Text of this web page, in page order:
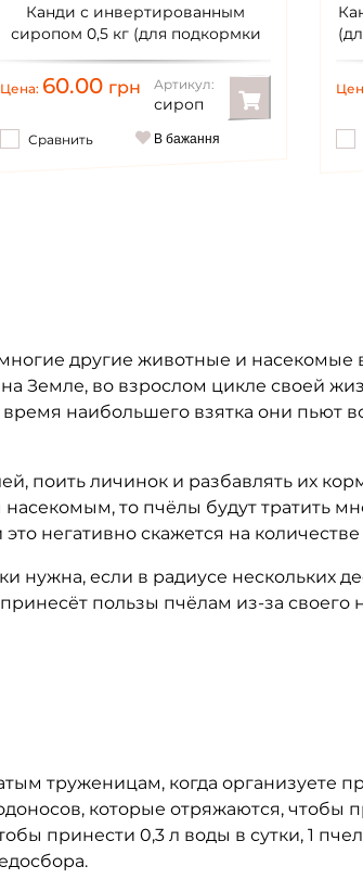
Канди с инвертированным
сиропом 0,5 кг (для подкормки
пчел)
Цена: 60.00 грн Артикул:
сироп
Сравнить В бажання
другие животные и насекомые
Земле, во взрослом цикле своей
наибольшего взятка они пьют
поить личинок и разбавлять их
то пчёлы будут тратить
негативно скажется на
если в радиусе нескольких
пользы пчёлам из-за
труженицам, когда организуете
которые отряжаются,
принести 0,3 л воды в сутки, 1